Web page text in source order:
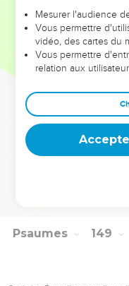
Jeunes gens et
louange !
Chantez la louange
nom, sa beauté s’étend
Il a rendu son peuple
chantent sa louange,
peuple qui est proche
SEIGNEUR !
© Société biblique française –
Psaumes 149
Mesurer l'audience
Vous permettre
vidéo, des cartes du
Vous permettre
relation aux